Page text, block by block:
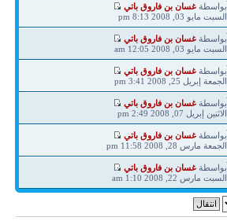
آخر
مشاركة
بواسطةغسان بن فاروق باتي
السبت مايو 03, 2008 8:13 pm
آخر
مشاركة
بواسطةغسان بن فاروق باتي
السبت مايو 03, 2008 12:05 am
آخر
مشاركة
بواسطةغسان بن فاروق باتي
الجمعة إبريل 25, 2008 3:41 pm
آخر
مشاركة
بواسطةغسان بن فاروق باتي
الاثنين إبريل 07, 2008 2:49 pm
آخر
مشاركة
بواسطةغسان بن فاروق باتي
الجمعة مارس 28, 2008 11:58 pm
آخر
مشاركة
بواسطةغسان بن فاروق باتي
السبت مارس 22, 2008 1:10 am